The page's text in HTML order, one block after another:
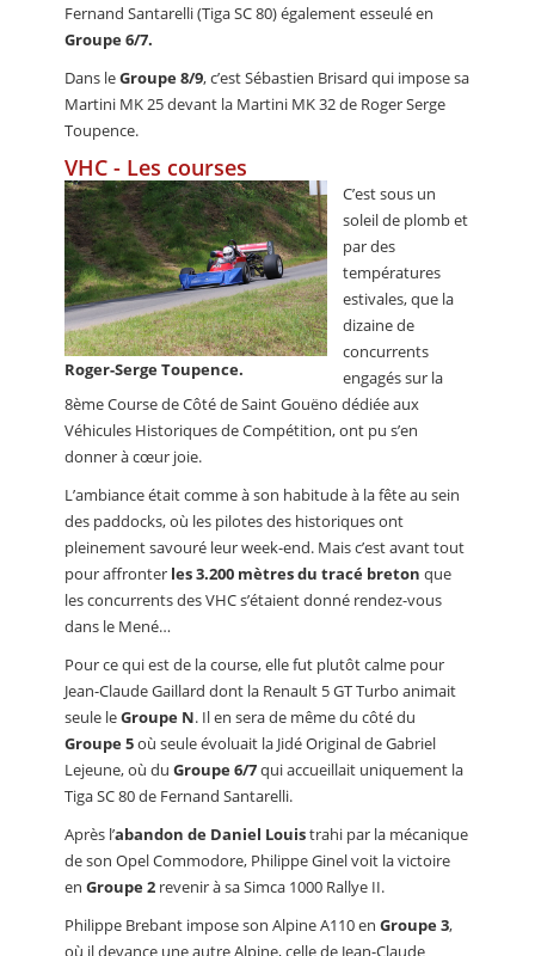
Fernand Santarelli (Tiga SC 80) également esseulé en
Groupe 6/7.
Dans leGroupe 8/9, c’est Sébastien Brisard qui impose sa
Martini MK 25 devant la Martini MK 32 de Roger Serge
Toupence.
VHC - Les courses
Roger-Serge Toupence.
C’est sous un
soleil de plomb et
par des
températures
estivales, que la
dizaine de
concurrents
engagés sur la
8ème Course de Côté de Saint Gouëno dédiée aux
Véhicules Historiques de Compétition, ont pu s’en
donner à cœur joie.
L’ambiance était comme à son habitude à la fête au sein
des paddocks, où les pilotes des historiques ont
pleinement savouré leur week-end. Mais c’est avant tout
pour affronter les 3.200 mètres du tracé breton que
les concurrents des VHC s’étaient donné rendez-vous
dans le Mené…
Pour ce qui est de la course, elle fut plutôt calme pour
Jean-Claude Gaillard dont la Renault 5 GT Turbo animait
seule leGroupe N. Il en sera de même du côté du
Groupe 5où seule évoluait la Jidé Original de Gabriel
Lejeune, où du Groupe 6/7qui accueillait uniquement la
Tiga SC 80 de Fernand Santarelli.
Après l’abandon de Daniel Louistrahi par la mécanique
de son Opel Commodore, Philippe Ginel voit la victoire
en Groupe 2 revenir à sa Simca 1000 Rallye II.
Philippe Brebant impose son Alpine A110 en Groupe 3,
où il devance une autre Alpine, celle de Jean-Claude